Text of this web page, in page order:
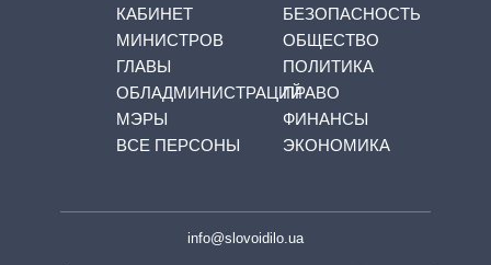
КАБИНЕТ
МИНИСТРОВ
ГЛАВЫ
ОБЛАДМИНИСТРАЦИЙ
МЭРЫ
ВСЕ ПЕРСОНЫ
БЕЗОПАСНОСТЬ
ОБЩЕСТВО
ПОЛИТИКА
ПРАВО
ФИНАНСЫ
ЭКОНОМИКА
info@slovoidilo.ua